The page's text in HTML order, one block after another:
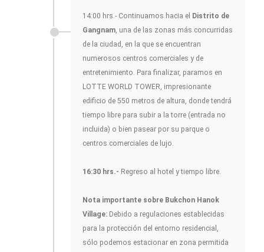
14:00 hrs.- Continuamos hacia el Distrito de
Gangnam, una de las zonas más concurridas
de la ciudad, en la que se encuentran
numerosos centros comerciales y de
entretenimiento. Para finalizar, paramos en
LOTTE WORLD TOWER, impresionante
edificio de 550 metros de altura, donde tendrá
tiempo libre para subir a la torre (entrada no
incluida) o bien pasear por su parque o
centros comerciales de lujo.
16:30 hrs.- Regreso al hotel y tiempo libre.
Nota importante sobre Bukchon Hanok
Village: Debido a regulaciones establecidas
para la protección del entorno residencial,
sólo podemos estacionar en zona permitida